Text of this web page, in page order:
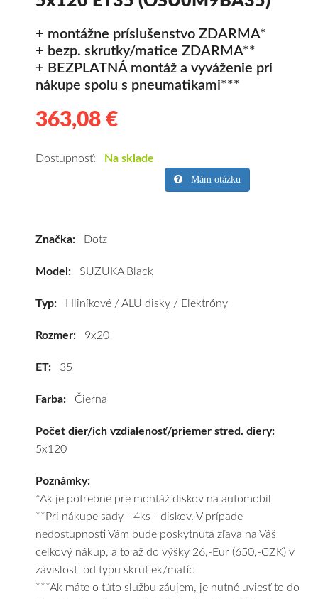
+ montážne príslušenstvo ZDARMA*
+ bezp. skrutky/matice ZDARMA**
+ BEZPLATNÁ montáž a vyváženie pri
nákupe spolu s pneumatikami***
363,08 €
Dotz
za
pneumatiky
pošleme
zadarmo.
Dostupnosť: Na sklade
Mám otázku
Značka: Dotz
Model: SUZUKA Black
Typ: Hliníkové / ALU disky / Elektróny
Rozmer: 9x20
ET: 35
Farba: Čierna
Počet dier/ich vzdialenosť/priemer stred. diery:
5x120
Poznámky:
*Ak je potrebné pre montáž diskov na automobil
**Pri nákupe sady - 4ks - diskov. V prípade
nedostupnosti Vám bude poskytnutá zľava na Váš
celkový nákup, a to až do výšky 26,-Eur (650,-CZK) v
závislosti od typu skrutiek/matíc
***Ak máte o túto službu záujem, je nutné uviesť to do